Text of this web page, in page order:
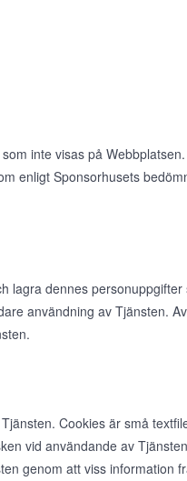
inte visas på
enligt Sponsorhusets
lagra dennes personuppgifter
användning av Tjänsten.
Cookies är små
vid användande av
genom att viss information